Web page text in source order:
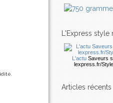
L'Express
L'actu Saveurs
lexpress.fr/
articles récents